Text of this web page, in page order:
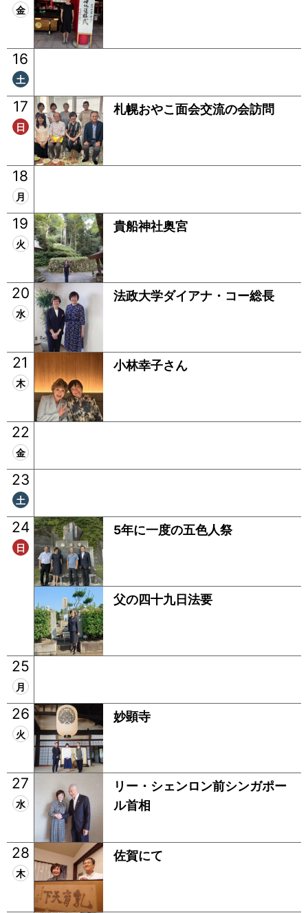
金
16
土
17
日
札幌おやこ面会交流の会訪問
18
月
19
火
貴船神社奥宮
20
水
法政大学ダイアナ・コー総長
21
木
小林幸子さん
22
金
23
土
24
日
5年に一度の五色人祭
父の四十九日法要
25
月
26
火
妙顕寺
27
水
リー・シェンロン前シンガポー
ル首相
28
木
佐賀にて